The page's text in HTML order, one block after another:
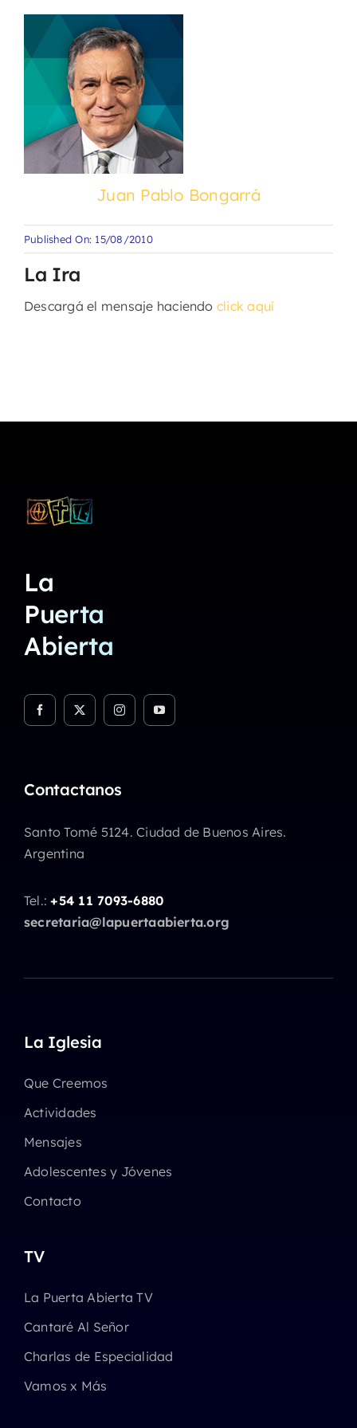
Juan Pablo Bongarrá
Published On: 15/08/2010
La Ira
Descargá el mensaje haciendo click aquí
La
Puerta
Abierta
Contactanos
Santo Tomé 5124. Ciudad de Buenos Aires.
Argentina
Tel.:+54 11 7093-6880
secretaria@lapuertaabierta.org
La Iglesia
Que Creemos
Actividades
Mensajes
Adolescentes y Jóvenes
Contacto
TV
La Puerta Abierta TV
Cantaré Al Señor
Charlas de Especialidad
Vamos x Más